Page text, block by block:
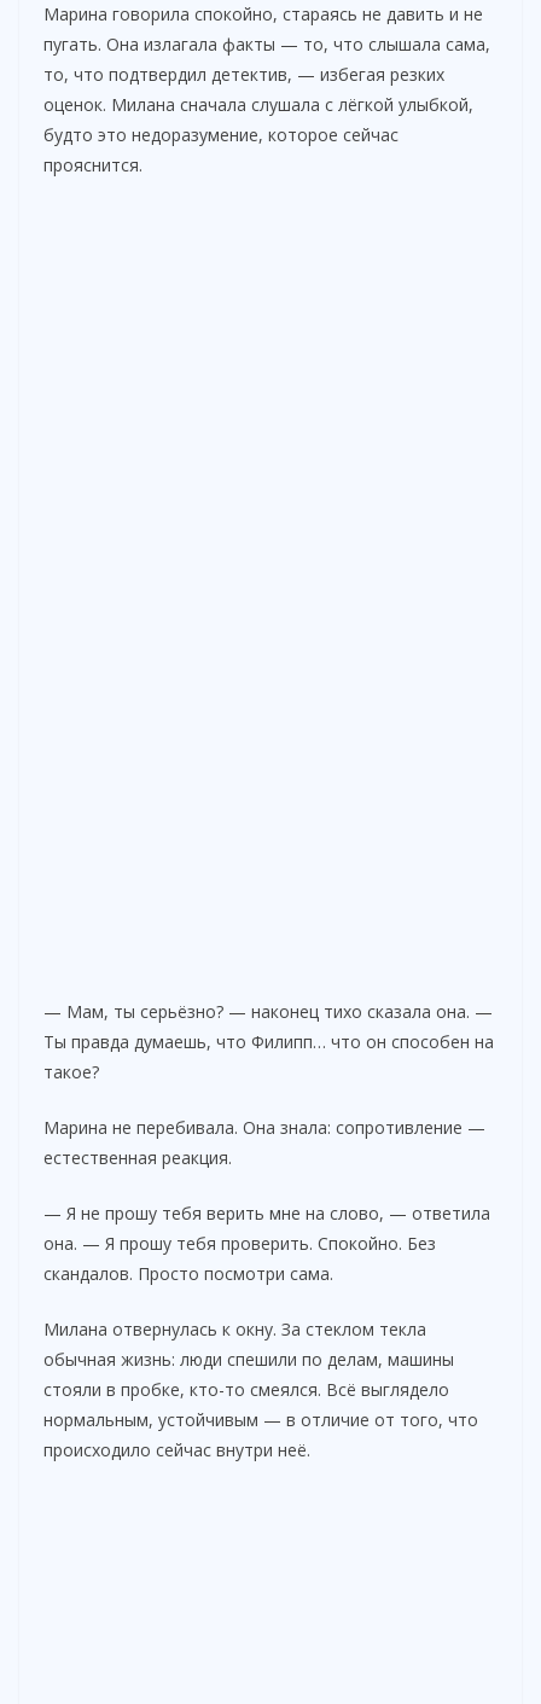
Марина говорила спокойно, стараясь не давить и не
пугать. Она излагала факты — то, что слышала сама,
то, что подтвердил детектив, — избегая резких
оценок. Милана сначала слушала с лёгкой улыбкой,
будто это недоразумение, которое сейчас
прояснится.
— Мам, ты серьёзно? — наконец тихо сказала она. —
Ты правда думаешь, что Филипп… что он способен на
такое?
Марина не перебивала. Она знала: сопротивление —
естественная реакция.
— Я не прошу тебя верить мне на слово, — ответила
она. — Я прошу тебя проверить. Спокойно. Без
скандалов. Просто посмотри сама.
Милана отвернулась к окну. За стеклом текла
обычная жизнь: люди спешили по делам, машины
стояли в пробке, кто-то смеялся. Всё выглядело
нормальным, устойчивым — в отличие от того, что
происходило сейчас внутри неё.